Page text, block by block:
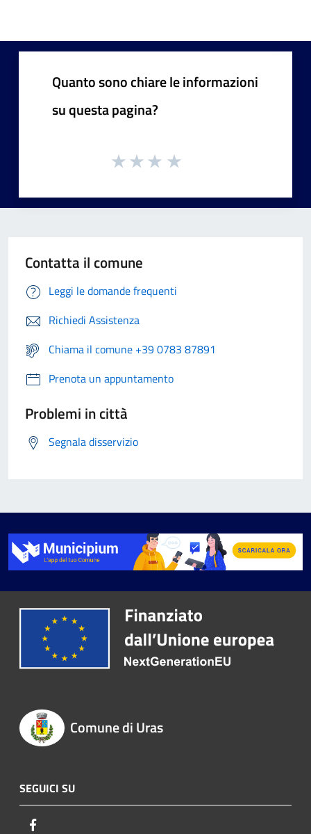
Quanto sono chiare le informazioni
su questa pagina?
Contatta il comune
Leggi le domande frequenti
Richiedi Assistenza
Chiama il comune +39 0783 87891
Prenota un appuntamento
Problemi in città
Segnala disservizio
Comune di Uras
SEGUICI SU